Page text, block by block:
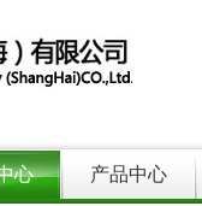
心 产品中心